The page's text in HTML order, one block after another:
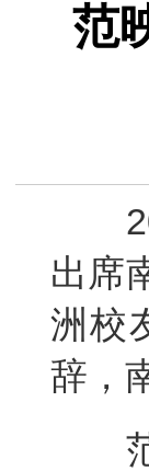
范
出席
洲校
辞，
范